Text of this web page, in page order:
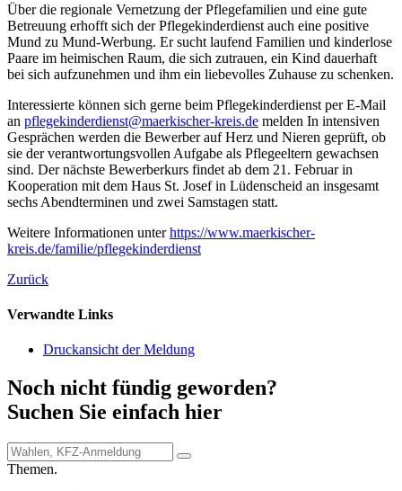
Über die regionale Vernetzung der Pflegefamilien und eine gute
Betreuung erhofft sich der Pflegekinderdienst auch eine positive
Mund zu Mund-Werbung. Er sucht laufend Familien und kinderlose
Paare im heimischen Raum, die sich zutrauen, ein Kind dauerhaft
bei sich aufzunehmen und ihm ein liebevolles Zuhause zu schenken.
Interessierte können sich gerne beim Pflegekinderdienst per E-Mail
an pflegekinderdienst@​maerkischer-kreis.de melden In intensiven
Gesprächen werden die Bewerber auf Herz und Nieren geprüft, ob
sie der verantwortungsvollen Aufgabe als Pflegeeltern gewachsen
sind. Der nächste Bewerberkurs findet ab dem 21. Februar in
Kooperation mit dem Haus St. Josef in Lüdenscheid an insgesamt
sechs Abendterminen und zwei Samstagen statt.
Weitere Informationen unterhttps://www.maerkischer-
kreis.de/familie/pflegekinderdienst
Zurück
Verwandte Links
Druckansicht der Meldung
Noch nicht fündig geworden?
Suchen Sie einfach hier
Themen.